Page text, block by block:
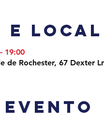
e local
19:00
de Rochester, 67 Dexter
evento